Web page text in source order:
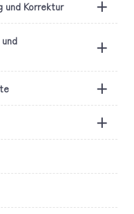
+
und Korrektur
+
+
+